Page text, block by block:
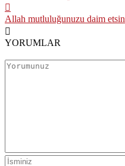
Allah mutluluğunuzu daim etsin
YORUMLAR